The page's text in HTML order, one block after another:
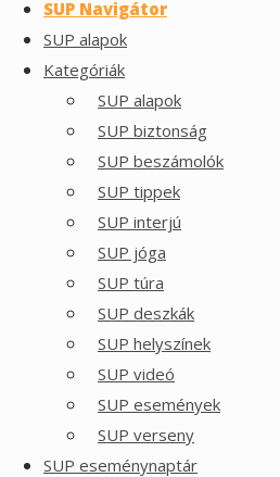
SUP Navigátor
SUP alapok
Kategóriák
SUP alapok
SUP biztonság
SUP beszámolók
SUP tippek
SUP interjú
SUP jóga
SUP túra
SUP deszkák
SUP helyszínek
SUP videó
SUP események
SUP verseny
SUP eseménynaptár